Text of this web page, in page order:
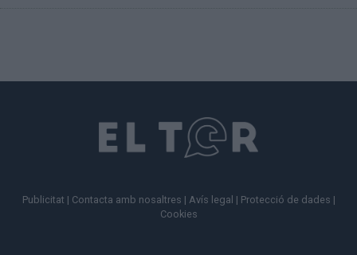
Publicitat | Contacta amb nosaltres | Avís legal | Protecció de dades |
Cookies